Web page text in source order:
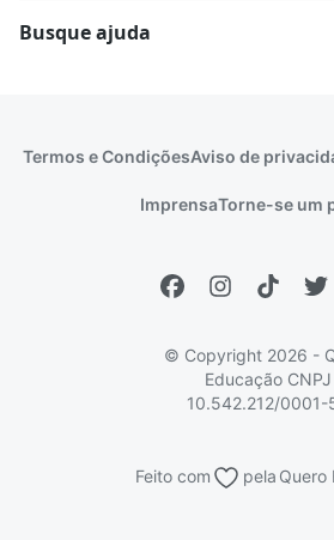
Escolas
Profissões
Escolas
Busque ajuda
Vs Mais Estudo/Neora
Termos e CondiçõesAviso de
ImprensaTorne-se um
© Copyright 2026 -
Educação CNPJ
10.542.212/0001-
Feito com pelaQuero